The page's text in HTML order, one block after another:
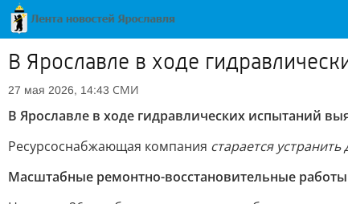
В Ярославле в ходе
27 мая 2026, 14:43 СМИ
В Ярославле в ходе гидравлических испытаний
Ресурсоснабжающая компания старается
Масштабные ремонтно-восстановительные работы